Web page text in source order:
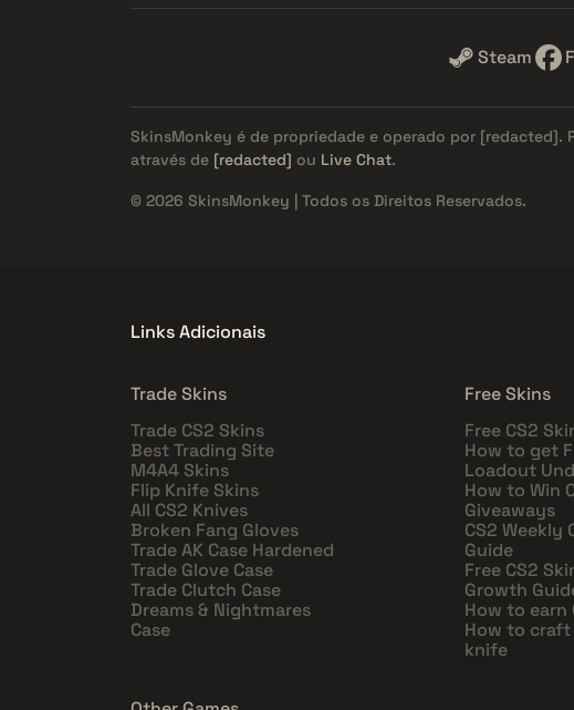
Steam
SkinsMonkey é de propriedade e operado por [redacted].
através de [redacted] ou Live Chat.
© 2026 SkinsMonkey | Todos os Direitos Reservados.
Links Adicionais
Trade Skins
Trade CS2 Skins
Best Trading Site
M4A4 Skins
Flip Knife Skins
All CS2 Knives
Broken Fang Gloves
Trade AK Case Hardened
Trade Glove Case
Trade Clutch Case
Dreams & Nightmares
Case
Free Skins
Free CS2
How to get
Loadout
How to Win
Giveaways
CS2 Weekly
Guide
Free CS2
Growth
How to earn
How to craft
knife